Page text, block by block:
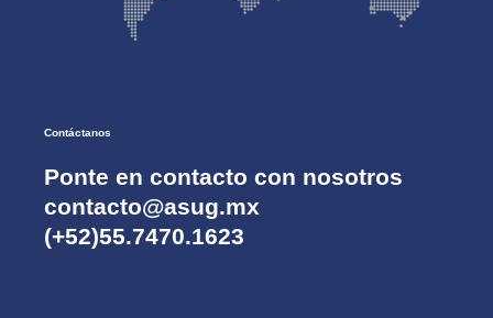
Contáctanos
Ponte en contacto con nosotros
contacto@asug.mx
(+52)55.7470.1623